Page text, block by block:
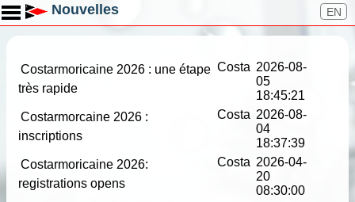
Toggle main menu visibility EN
Nouvelles
Costarmoricaine 2026 : une étape
très rapide
Costa 2026-08-
05
18:45:21
Costarmorcaine 2026 :
inscriptions
Costa 2026-08-
04
18:37:39
Costarmoricaine 2026:
registrations opens
Costa 2026-04-
20
08:30:00